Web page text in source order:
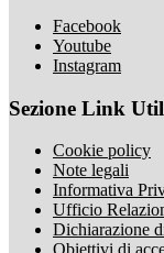
Facebook
Youtube
Instagram
Sezione Link
Cookie policy
Note legali
Informativa
Ufficio
Dichiarazione